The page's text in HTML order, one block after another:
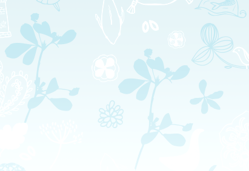
Disponibilidad:
stock